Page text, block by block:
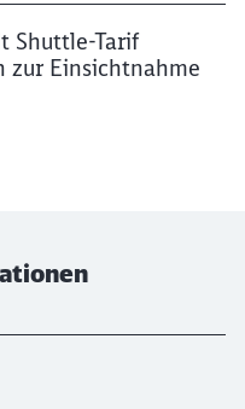
Shuttle-Tarif
zur Einsichtnahme